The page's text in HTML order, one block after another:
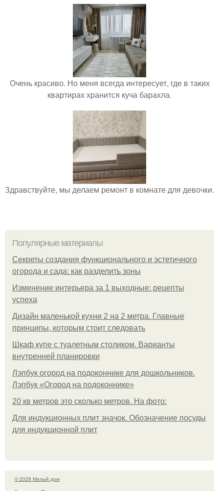
Очень красиво. Но меня всегда интересует, где в таких
квартирах хранится куча барахла.
Здравствуйте, мы делаем ремонт в комнате для девочки.
Популярные материалы
Секреты создания функционального и эстетичного
огорода и сада: как разделить зоны
Изменение интерьера за 1 выходные: рецепты
успеха
Дизайн маленькой кухни 2 на 2 метра. Главные
принципы, которым стоит следовать
Шкаф купе с туалетным столиком. Варианты
внутренней планировки
Лэпбук огород на подоконнике для дошкольников.
Лэпбук «Огород на подоконнике»
20 кв метров это сколько метров. На фото:
Для индукционных плит значок. Обозначение посуды
для индукционной плит
© 2026 Милый дом